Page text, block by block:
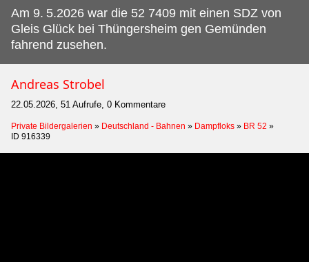
Am 9. 5.2026 war die 52 7409 mit einen SDZ von
Gleis Glück bei Thüngersheim gen Gemünden
fahrend zusehen.
Andreas Strobel
22.05.2026, 51 Aufrufe, 0 Kommentare
Private Bildergalerien » Deutschland - Bahnen » Dampfloks » BR 52 »
ID 916339